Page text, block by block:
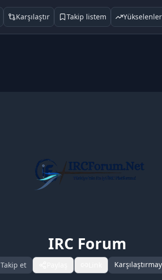
Karşılaştır Takip listem Yükselenler
IRC Forum
Takip et